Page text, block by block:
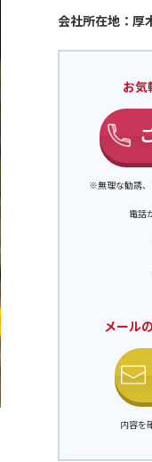
会社所在地：厚
お気
※無理な勧誘、
電話
メール
内容を